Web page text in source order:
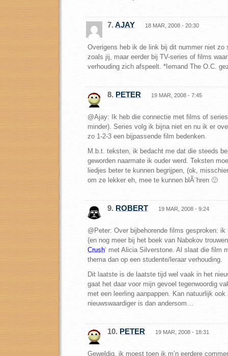
7. AJAY 18 MAR, 2008 - 20:30
Overigens heb ik de link bij dit nummer niet zo
zoals jij, maar eerder bij TV-series of films
verhouding zich afspeelt. *Iemand The O.C.
8. PETER 19 MAR, 2008 - 7:45
@Ajay: Ik heb die connectie met films of
minder). Series volg ik bijna niet en nu ik er
zo 1-2-3 een bijpassende film bedenken.
M.b.t. teksten, ik bedacht me dat die steeds
geworden naarmate ik ouder werd. Teksten
liedjes beter te kunnen begrijpen, (ok,
om ze lekker eh, mee te kunnen blÃ¨hren 🙂
9. ROBERT 19 MAR, 2008 - 9:24
@Peter: Over bijbehorende films gesproken:
(en nog meer bij het boek van Nabokov
Crush‘ met Alicia Silverstone. Al slaat die film
thema dan op een studente/leraar verhouding.
Dit laatste is de laatste tijd wel vaak in het
gaat het daar voor mijn gevoel tegenwoordig
met een leerling aanpappen. Kan natuurlijk
nieuwswaardiger is dan andersom…
10. PETER 19 MAR, 2008 - 18:31
Geweldig, ik moest toen ik m’n eerdere